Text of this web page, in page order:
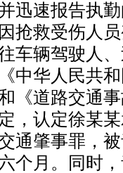
迅速报告执
抢救受伤人
车辆驾驶人
中华人民共
《道路交通
，认定徐某
通肇事罪，
个月。同时